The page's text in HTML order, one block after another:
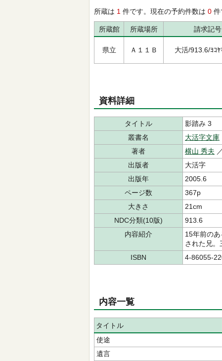
所蔵は 1 件です。現在の予約件数は 0 件
所蔵館 所蔵場所 請求記号
県立 Ａ１１Ｂ 大活/913.6/ﾖｺﾔ
資料詳細
タイトル
影踏み 3
叢書名
大活字文庫
著者
横山 秀夫
出版者
大活字
出版年
2005.6
ページ数
367p
大きさ
21cm
NDC分類(10版)
913.6
内容紹介
15年前の
された兄。
ISBN
4-86055-
内容一覧
タイトル
使途
遺言